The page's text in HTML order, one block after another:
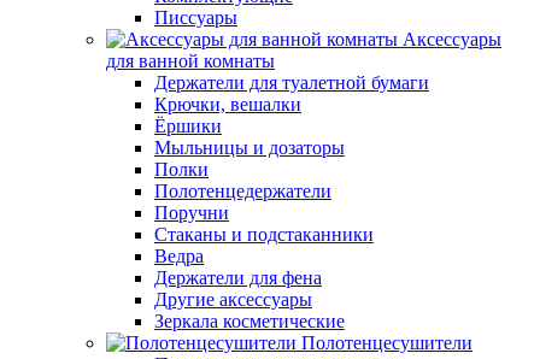
Писсуары
Аксессуары
для ванной комнаты
Держатели для туалетной бумаги
Крючки, вешалки
Ёршики
Мыльницы и дозаторы
Полки
Полотенцедержатели
Поручни
Стаканы и подстаканники
Ведра
Держатели для фена
Другие аксессуары
Зеркала косметические
Полотенцесушители